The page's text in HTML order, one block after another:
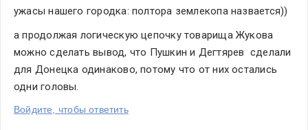
ужасы нашего городка: полтора землекопа назвается))
а продолжая логическую цепочку товарища Жукова
можно сделать вывод, что Пушкин и Дегтярев  сделали
для Донецка одинаково, потому что от них остались
одни головы.
Войдите, чтобы ответить